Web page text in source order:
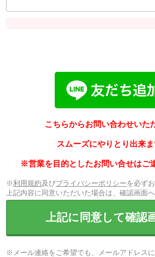
こちらからお問い合わせいた
スムーズにやりとり出来ま
※営業を目的としたお問い合せはご
※利用規約及びプライバシーポリシーを必ず
上記内容に同意いただいた場合は、確認画面
上記に同意して確認
※メール連絡をご希望でも、メールアドレス